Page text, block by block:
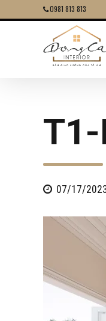
0981 813 813
T1-
07/17/